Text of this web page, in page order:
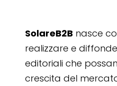
SolareB2B nasce
realizzare e
editoriali che
crescita del